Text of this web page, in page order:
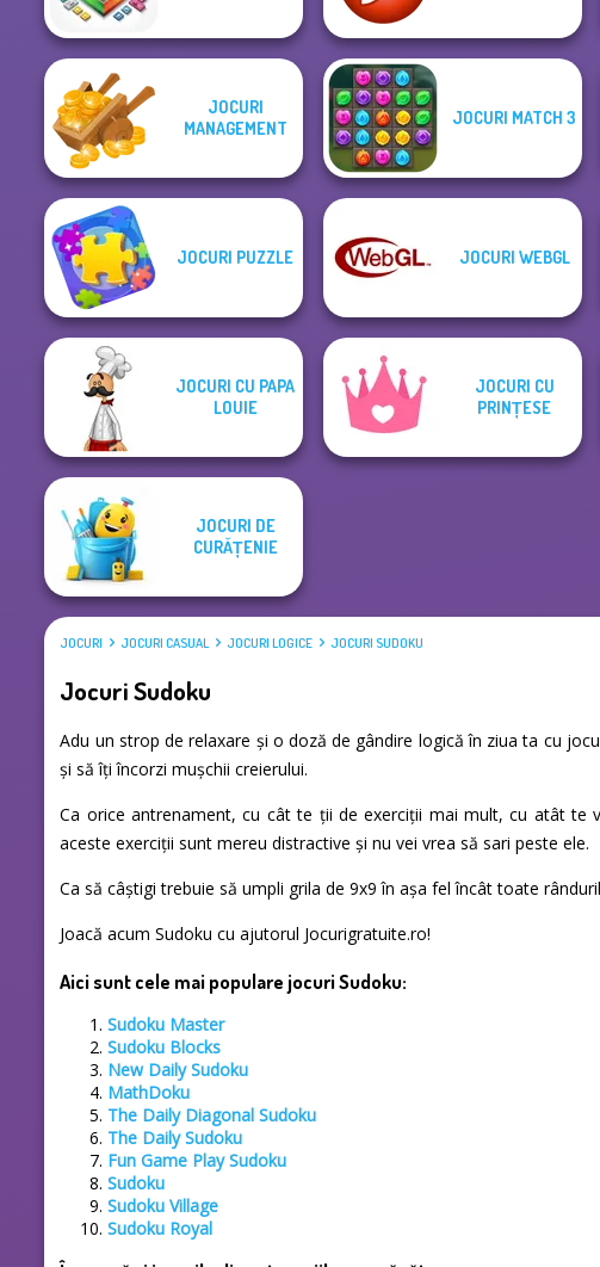
JOCURI
MANAGEMENT
JOCURI MATCH 3
JOCURI PUZZLE JOCURI WEBGL
JOCURI CU PAPA
LOUIE
JOCURI CU
PRINȚESE
JOCURI DE
CURĂȚENIE
JOCURI JOCURI CASUAL JOCURI LOGICE JOCURI SUDOKU
Jocuri Sudoku
Adu un strop de relaxare și o doză de gândire logică în ziua ta cu
și să îți încorzi mușchii creierului.
Ca orice antrenament, cu cât te ții de exerciții mai mult, cu atât te
aceste exerciții sunt mereu distractive și nu vei vrea să sari peste ele.
Ca să câștigi trebuie să umpli grila de 9x9 în așa fel încât toate
Joacă acum Sudoku cu ajutorul Jocurigratuite.ro!
Aici sunt cele mai populare jocuri Sudoku:
Sudoku Master
Sudoku Blocks
New Daily Sudoku
MathDoku
The Daily Diagonal Sudoku
The Daily Sudoku
Fun Game Play Sudoku
Sudoku
Sudoku Village
Sudoku Royal